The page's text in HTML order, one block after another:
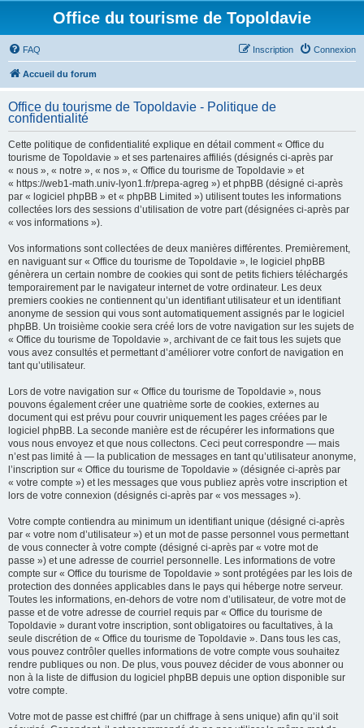
Office du tourisme de Topoldavie
FAQ Connexion
Inscription
Accueil du forum
Office du tourisme de Topoldavie - Politique de
confidentialité
Cette politique de confidentialité explique en détail comment « Office du
tourisme de Topoldavie » et ses partenaires affiliés (désignés ci-après par
« nous », « notre », « nos », « Office du tourisme de Topoldavie » et
« https://web1-math.univ-lyon1.fr/prepa-agreg ») et phpBB (désigné ci-après
par « logiciel phpBB » et « phpBB Limited ») utilisent toutes les informations
collectées lors des sessions d’utilisation de votre part (désignées ci-après par
« vos informations »).
Vos informations sont collectées de deux manières différentes. Premièrement,
en naviguant sur « Office du tourisme de Topoldavie », le logiciel phpBB
génèrera un certain nombre de cookies qui sont de petits fichiers téléchargés
temporairement par le navigateur internet de votre ordinateur. Les deux
premiers cookies ne contiennent qu’un identifiant utilisateur et un identifiant
anonyme de session qui vous sont automatiquement assignés par le logiciel
phpBB. Un troisième cookie sera créé lors de votre navigation sur les sujets de
« Office du tourisme de Topoldavie », archivant de ce fait tous les sujets que
vous avez consultés et permettant d’améliorer votre confort de navigation en
tant qu’utilisateur.
Lors de votre navigation sur « Office du tourisme de Topoldavie », nous
pouvons également créer une quatrième sorte de cookies, externes au
document qui est prévu pour couvrir uniquement les pages créées par le
logiciel phpBB. La seconde manière est de récupérer les informations que
vous nous envoyez et que nous collectons. Ceci peut correspondre — mais
n’est pas limité à — la publication de messages en tant qu’utilisateur anonyme,
l’inscription sur « Office du tourisme de Topoldavie » (désignée ci-après par
« votre compte ») et les messages que vous publiez après votre inscription et
lors de votre connexion (désignés ci-après par « vos messages »).
Votre compte contiendra au minimum un identifiant unique (désigné ci-après
par « votre nom d’utilisateur ») et un mot de passe personnel vous permettant
de vous connecter à votre compte (désigné ci-après par « votre mot de
passe ») et une adresse de courriel personnelle. Les informations de votre
compte sur « Office du tourisme de Topoldavie » sont protégées par les lois de
protection des données applicables dans le pays qui héberge notre serveur.
Toutes les informations, en-dehors de votre nom d’utilisateur, de votre mot de
passe et de votre adresse de courriel requis par « Office du tourisme de
Topoldavie » durant votre inscription, sont obligatoires ou facultatives, à la
seule discrétion de « Office du tourisme de Topoldavie ». Dans tous les cas,
vous pouvez contrôler quelles informations de votre compte vous souhaitez
rendre publiques ou non. De plus, vous pouvez décider de vous abonner ou
non à la liste de diffusion du logiciel phpBB depuis une option disponible sur
votre compte.
Votre mot de passe est chiffré (par un chiffrage à sens unique) afin qu’il soit